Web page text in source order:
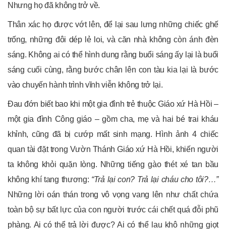
Nhưng họ đã không trở về.
Thân xác họ được vớt lên, để lại sau lưng những chiếc ghế
trống, những đôi dép lẻ loi, và căn nhà không còn ánh đèn
sáng. Không ai có thể hình dung rằng buổi sáng ấy lại là buổi
sáng cuối cùng, rằng bước chân lên con tàu kia lại là bước
vào chuyến hành trình vĩnh viễn không trở lại.
Đau đớn biết bao khi một gia đình trẻ thuộc Giáo xứ Hà Hồi –
một gia đình Công giáo – gồm cha, mẹ và hai bé trai kháu
khỉnh, cũng đã bị cướp mất sinh mạng. Hình ảnh 4 chiếc
quan tài đặt trong Vườn Thánh Giáo xứ Hà Hồi, khiến người
ta không khỏi quặn lòng. Những tiếng gào thét xé tan bầu
không khí tang thương: “Trả lại con? Trả lại cháu cho tôi?…”
Những lời oán thán trong vô vọng vang lên như chất chứa
toàn bộ sự bất lực của con người trước cái chết quá đỗi phũ
phàng. Ai có thể trả lời được? Ai có thể lau khô những giọt